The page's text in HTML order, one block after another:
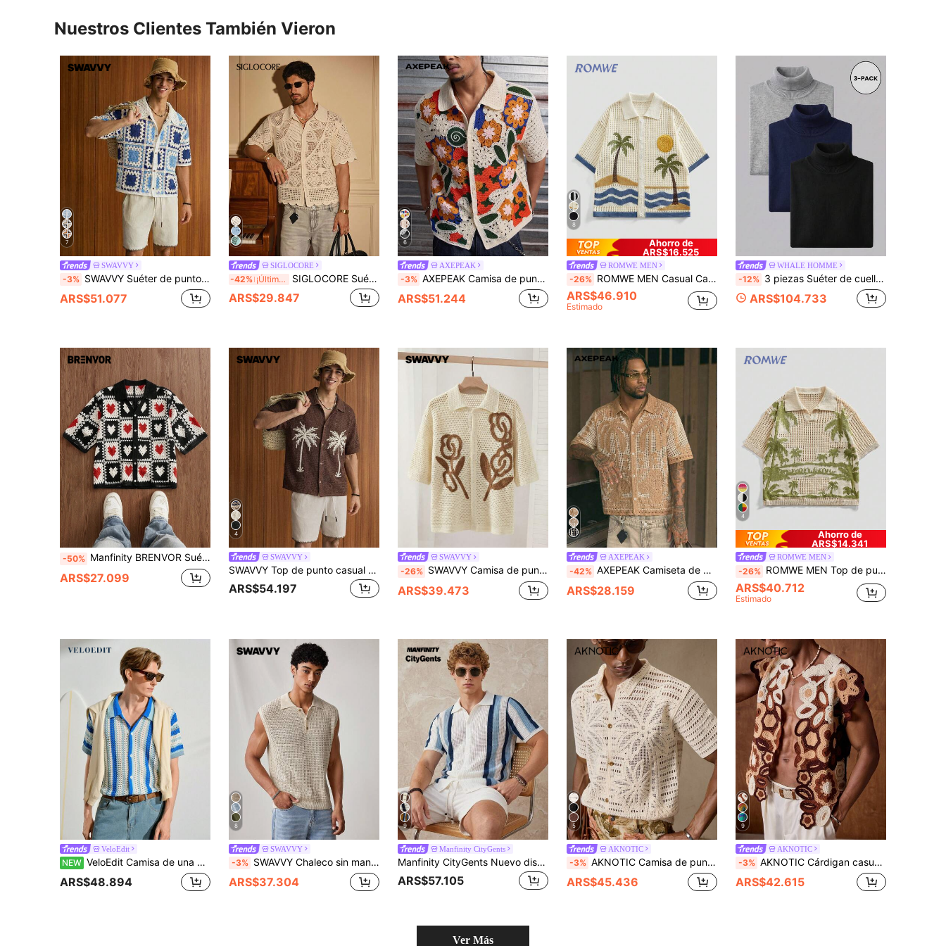
Nuestros Clientes También Vieron
7
SWAVVY
-3% SWAVVY Suéter de punto de un solo pecho con contraste de color y calado para hombre, ideal para vacaciones
ARS$51.077
SIGLOCORE
-42% ¡Últimos 3 días SIGLOCORE Suéter casual de manga corta con botones en la parte delantera hueca y ribete de concha de unicolor para hombre, camisa de ganchillo para hombre, camisa de punto abierto de vestir de resort para hombre
ARS$29.847
6
AXEPEAK
-3% AXEPEAK Camisa de punto floral de manga corta con botones delanteros y calado para hombres
ARS$51.244
8
Ahorro de
ARS$16.525
ROMWE MEN
-26% ROMWE MEN Casual Camisa de punto con patrón bordado y estilo de vacaciones con diseño calado para hombres
ARS$46.910
Estimado
WHALE HOMME
-12% 3 piezas Suéter de cuello alto de manga larga de algodón mercerizado para hombre
ARS$104.733
-50% Manfinity BRENVOR Suéter de punto calado con diseño de corazón para vacaciones de verano de hombre
ARS$27.099
4
SWAVVY
SWAVVY Top de punto casual para hombre con bordado de árbol de coco, vacaciones tropicales, estilo hawaiano
ARS$54.197
SWAVVY
-26% SWAVVY Camisa de punto con botones delanteros y apliques, versátil y casual, camisa de ganchillo para hombre, camisa de punto, jersey de punto, camisa de ganchillo para hombre
ARS$39.473
AXEPEAK
-42% AXEPEAK Camiseta de punto de manga corta con patrón tropical y contraste de color para vacaciones de verano de hombre
ARS$28.159
4
Ahorro de
ARS$14.341
ROMWE MEN
-26% ROMWE MEN Top de punto de manga corta con cuello polo de estilo hueco de árbol de palma, estilo casual y relajado para vacaciones de verano
ARS$40.712
Estimado
VeloEdit
NEW VeloEdit Camisa de una pieza con cremallera para hombre, de punto con rayas en contraste, manga corta, azul y blanca, casual de verano para vacaciones, vacaciones, playa tropical de Hawái y natación
ARS$48.894
8
SWAVVY
-3% SWAVVY Chaleco sin mangas de punto de unicolor y estilo sencillo para hombre, para otoño e invierno
ARS$37.304
9
Manfinity CityGents
Manfinity CityGents Nuevo diseño de moda de bloguero europeo y americano Casual Vacaciones Suéter de punto calado para hombre, Suéter de punto de contraste de color azul primavera/verano, Estilo de vacaciones en la playa Suéter de punto soluble en agua
ARS$57.105
5
AKNOTIC
-3% AKNOTIC Camisa de punto de manga corta holgada y casual con patrón de palmera tejida a ganchillo para hombres, color albaricoque, adecuada para verano, vacaciones, uso diario, fiesta, uso en pareja, regalo para hombres, playa, regalo del Día del Padre, regalos del Día del Padre
ARS$45.436
9
AKNOTIC
-3% AKNOTIC Cárdigan casual de ganchillo sin mangas para vacaciones, top de punto, regalo diario, regalos del Día del Padre
ARS$42.615
Ver Más